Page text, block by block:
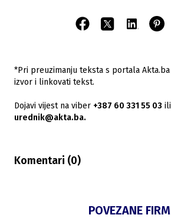
*Pri preuzimanju teksta s portala
izvor i linkovati tekst.
Dojavi vijest na viber +387 60 331 55 03
urednik@akta.ba.
Komentari (0)
POVEZANE